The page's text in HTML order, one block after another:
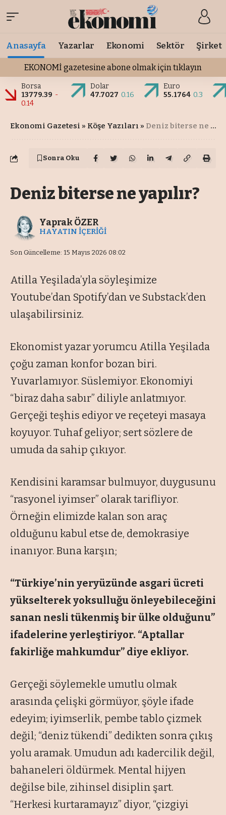
Anasayfa Yazarlar Ekonomi Sektör Şirket
EKONOMİ gazetesine abone olmak için tıklayın
Borsa
13779.39 -
0.14
Dolar
47.7027 0.16
Euro
55.1764 0.3
Ekonomi Gazetesi » Köşe Yazıları » Deniz biterse ne yapılır?
Sonra Oku
Deniz biterse ne yapılır?
Son Güncelleme: 15 Mayıs 2026 08:02
Yaprak ÖZER
HAYATIN İÇERİĞİ
Atilla Yeşilada’yla söyleşimize
Youtube’dan Spotify’dan ve Substack’den
ulaşabilirsiniz.
Ekonomist yazar yorumcu Atilla Yeşilada
çoğu zaman konfor bozan biri.
Yuvarlamıyor. Süslemiyor. Ekonomiyi
“biraz daha sabır” diliyle anlatmıyor.
Gerçeği teşhis ediyor ve reçeteyi masaya
koyuyor. Tuhaf geliyor; sert sözlere de
umuda da sahip çıkıyor.
Kendisini karamsar bulmuyor, duygusunu
“rasyonel iyimser” olarak tarifliyor.
Örneğin elimizde kalan son araç
olduğunu kabul etse de, demokrasiye
inanıyor. Buna karşın;
“Türkiye’nin yeryüzünde asgari ücreti
yükselterek yoksulluğu önleyebileceğini
sanan nesli tükenmiş bir ülke olduğunu”
ifadelerine yerleştiriyor. “Aptallar
fakirliğe mahkumdur” diye ekliyor.
Gerçeği söylemekle umutlu olmak
arasında çelişki görmüyor, şöyle ifade
edeyim; iyimserlik, pembe tablo çizmek
değil; “deniz tükendi” dedikten sonra çıkış
yolu aramak. Umudun adı kadercilik değil,
bahaneleri öldürmek. Mental hijyen
değilse bile, zihinsel disiplin şart.
“Herkesi kurtaramayız” diyor, “çizgiyi